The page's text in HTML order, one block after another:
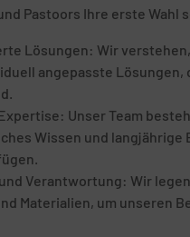
Pastoors Ihre erste Wahl
Lösungen: Wir
angepasste Lösungen,
Unser Team
Wissen und
Verantwortung: Wir
Materialien, um unseren